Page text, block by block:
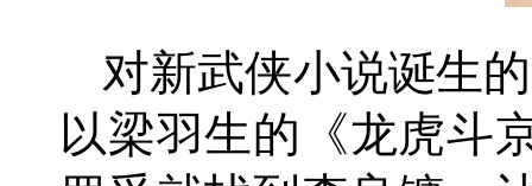
对新武侠小说诞生
以梁羽生的《龙虎斗